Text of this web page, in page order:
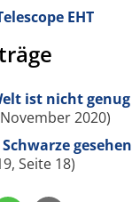
EHT
ist nicht genug
2020)
gesehen
Seite 18)